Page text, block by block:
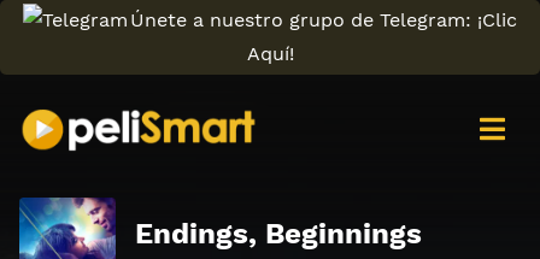
Únete a nuestro grupo de Telegram: ¡Clic
Aquí!
Endings, Beginnings